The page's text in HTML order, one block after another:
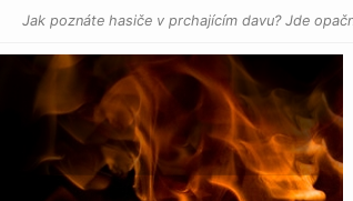
Jak poznáte hasiče v prchajícím davu? Jde